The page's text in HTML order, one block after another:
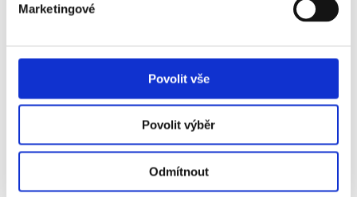
Marketingové
Povolit vše
Povolit výběr
Odmítnout
Název
Autobusový transfer letiště -
Londýn centrum - letiště
+790 Kč
Vlakový transfer letiště - Londýn
+1 200 Kč
Parkování na letišti v Praze
+1 500 Kč
Příplatek za jednolůžkový pokoj